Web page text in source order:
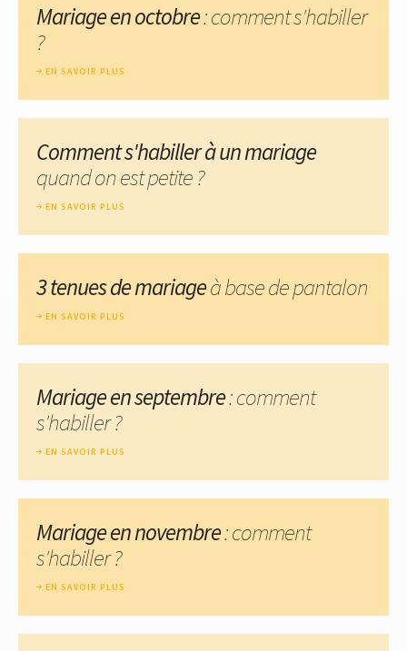
Mariage en octobre: comment s'habiller
?
EN SAVOIR PLUS
Comment s'habiller à un mariage
quand on est petite ?
EN SAVOIR PLUS
3 tenues de mariageà base de pantalon
EN SAVOIR PLUS
Mariage en septembre: comment
s'habiller ?
EN SAVOIR PLUS
Mariage en novembre: comment
s'habiller ?
EN SAVOIR PLUS